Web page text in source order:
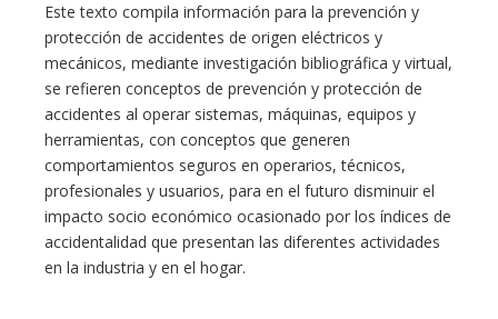
Este texto compila información para la prevención y
protección de accidentes de origen eléctricos y
mecánicos, mediante investigación bibliográfica y virtual,
se refieren conceptos de prevención y protección de
accidentes al operar sistemas, máquinas, equipos y
herramientas, con conceptos que generen
comportamientos seguros en operarios, técnicos,
profesionales y usuarios, para en el futuro disminuir el
impacto socio económico ocasionado por los índices de
accidentalidad que presentan las diferentes actividades
en la industria y en el hogar.